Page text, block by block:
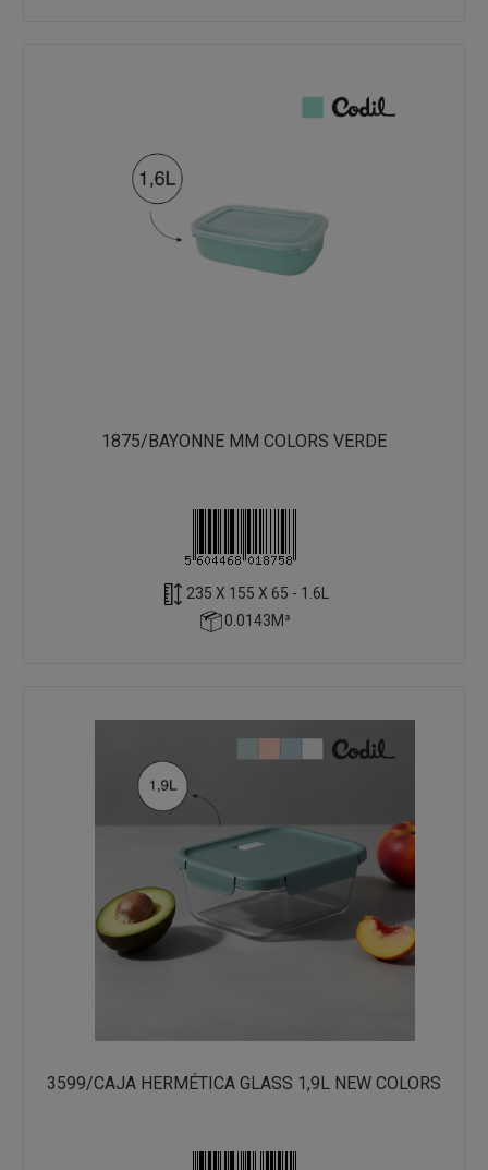
1875/BAYONNE MM COLORS VERDE
235 X 155 X 65 - 1.6L
0.0143M³
3599/CAJA HERMÉTICA GLASS 1,9L NEW COLORS